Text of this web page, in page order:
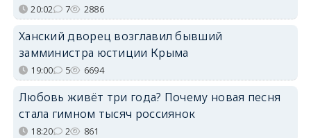
20:02 7 2886
Ханский дворец возглавил бывший
замминистра юстиции Крыма
19:00 5 6694
Любовь живёт три года? Почему новая песня
стала гимном тысяч россиянок
18:20 2 861